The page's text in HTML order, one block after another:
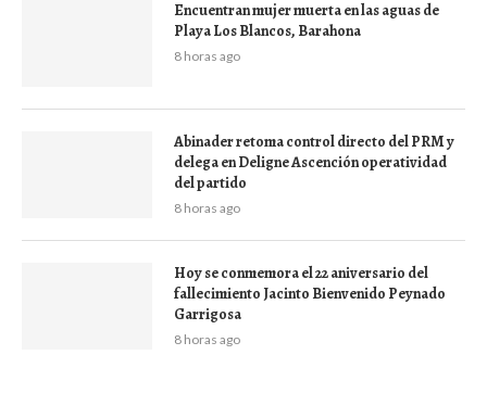
Encuentran mujer muerta en las aguas de
Playa Los Blancos, Barahona
8 horas ago
Abinader retoma control directo del PRM y
delega en Deligne Ascención operatividad
del partido
8 horas ago
Hoy se conmemora el 22 aniversario del
fallecimiento Jacinto Bienvenido Peynado
Garrigosa
8 horas ago